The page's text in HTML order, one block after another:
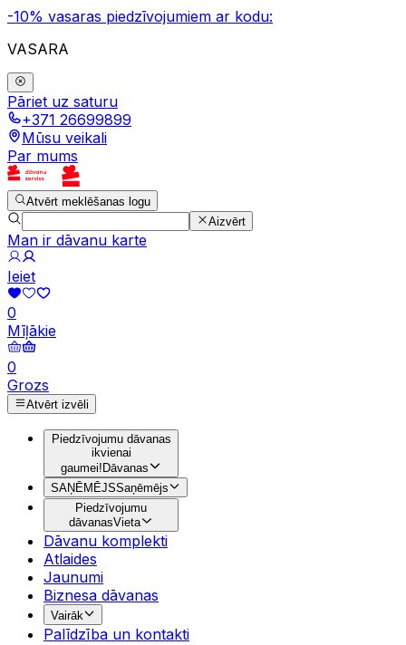
-10% vasaras piedzīvojumiem ar kodu:
VASARA
Pāriet uz saturu
+371 26699899
Mūsu veikali
Par mums
Atvērt meklēšanas logu
Aizvērt
Man ir dāvanu karte
Ieiet
0
Mīļākie
0
Grozs
Atvērt izvēli
Piedzīvojumu dāvanas
ikvienai
gaumei!Dāvanas
SAŅĒMĒJSSaņēmējs
Piedzīvojumu
dāvanasVieta
Dāvanu komplekti
Atlaides
Jaunumi
Biznesa dāvanas
Vairāk
Palīdzība un kontakti